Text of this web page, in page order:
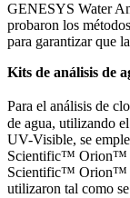
GENESYS Water
probaron los
para garantizar que
Kits de análisis de
Para el análisis de
de agua, utilizando
UV-Visible, se
Scientific™ Orion™
Scientific™ Orion™
utilizaron tal como